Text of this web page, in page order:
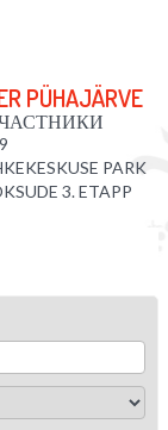
PÜHAJÄRVE
PARK
3. ETAPP